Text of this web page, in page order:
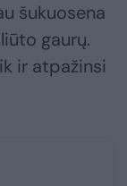
šukuosena
gaurų.
ir atpažinsi